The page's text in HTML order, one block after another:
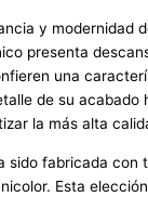
y modernidad
presenta
una
de su acabado
la más alta
sido fabricada con
Esta